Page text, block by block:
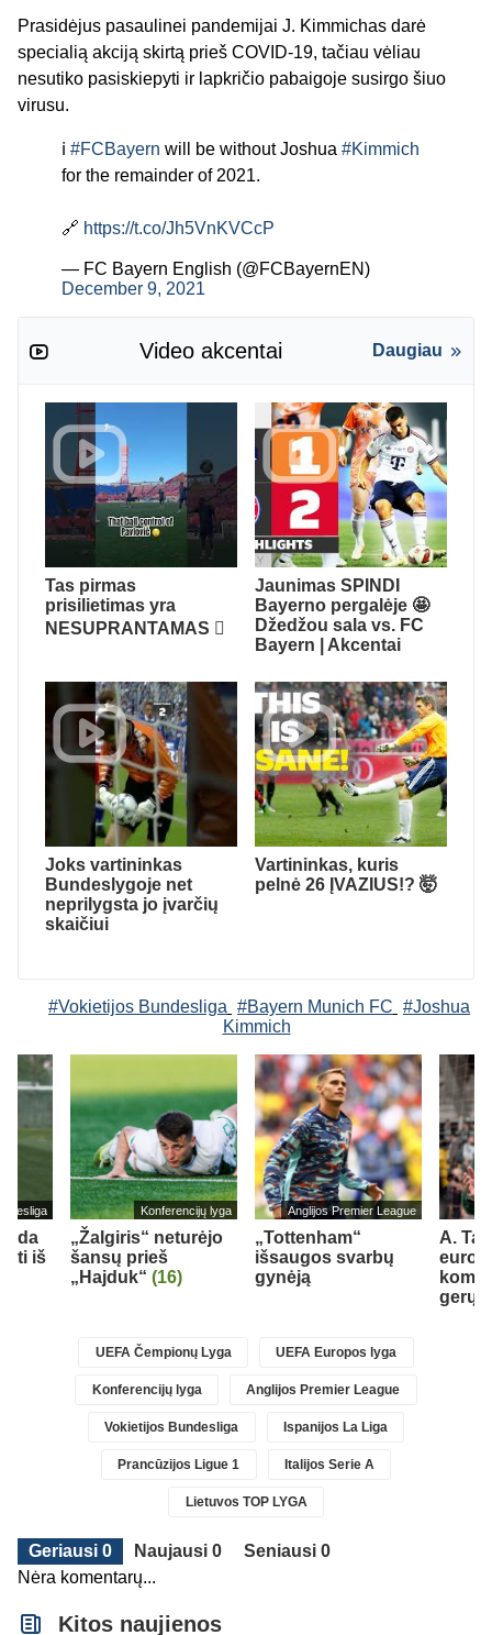
Prasidėjus pasaulinei pandemijai J. Kimmichas darė
specialią akciją skirtą prieš COVID-19, tačiau vėliau
nesutiko pasiskiepyti ir lapkričio pabaigoje susirgo šiuo
virusu.
ℹ️ #FCBayern will be without Joshua #Kimmich
for the remainder of 2021.
🔗 https://t.co/Jh5VnKVCcP
— FC Bayern English (@FCBayernEN)
December 9, 2021
Video akcentai Daugiau
Tas pirmas
prisilietimas yra
NESUPRANTAMAS 🫪
Jaunimas SPINDI
Bayerno pergalėje 🤩
Džedžou sala vs. FC
Bayern | Akcentai
Joks vartininkas
Bundeslygoje net
neprilygsta jo įvarčių
skaičiui
Vartininkas, kuris
pelnė 26 ĮVAZIUS!? 🤯
#Vokietijos Bundesliga #Bayern Munich FC #Joshua
Kimmich
iš
Konferencijų lyga
„Žalgiris“ neturėjo
šansų prieš
„Hajduk“ (16)
Anglijos Premier League
„Tottenham“
išsaugos svarbų
gynėją
A.
gerų
UEFA Čempionų Lyga UEFA Europos lyga
Konferencijų lyga Anglijos Premier League
Vokietijos Bundesliga Ispanijos La Liga
Prancūzijos Ligue 1 Italijos Serie A
Lietuvos TOP LYGA
Geriausi 0 Naujausi 0
Seniausi 0
Nėra komentarų...
Kitos naujienos